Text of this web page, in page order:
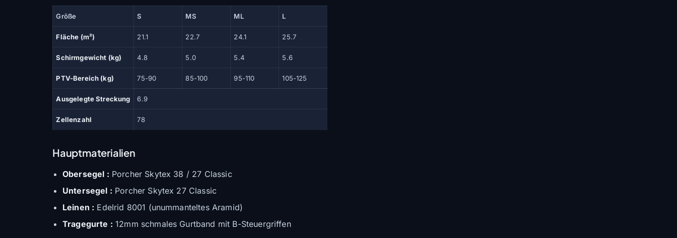
Größe S MS ML L
Fläche (m²) 21.1 22.7 24.1 25.7
Schirmgewicht (kg) 4.8 5.0 5.4 5.6
PTV-Bereich (kg) 75-90 85-100 95-110 105-125
Ausgelegte Streckung 6.9
Zellenzahl 78
Hauptmaterialien
Obersegel : Porcher Skytex 38 / 27 Classic
Untersegel : Porcher Skytex 27 Classic
Leinen : Edelrid 8001 (unummanteltes Aramid)
Tragegurte : 12mm schmales Gurtband mit B-Steuergriffen